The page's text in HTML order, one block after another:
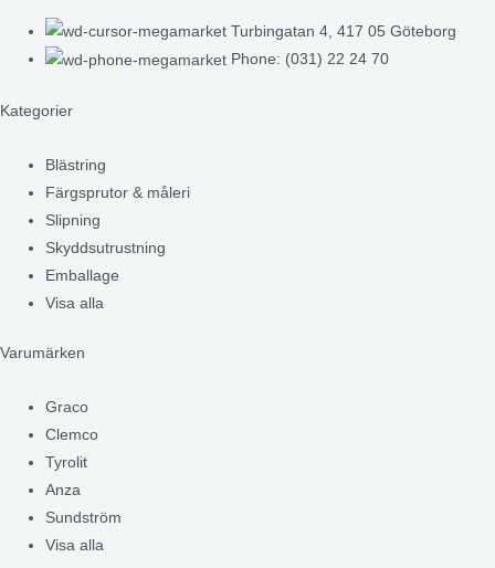
Turbingatan 4, 417 05 Göteborg
Phone: (031) 22 24 70
Kategorier
Blästring
Färgsprutor & måleri
Slipning
Skyddsutrustning
Emballage
Visa alla
Varumärken
Graco
Clemco
Tyrolit
Anza
Sundström
Visa alla